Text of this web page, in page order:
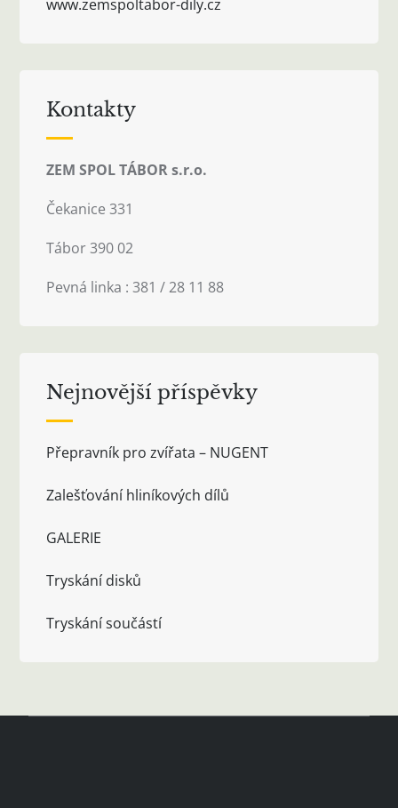
www.zemspoltabor-dily.cz
Kontakty
ZEM SPOL TÁBOR s.r.o.
Čekanice 331
Tábor 390 02
Pevná linka : 381 / 28 11 88
Nejnovější příspěvky
Přepravník pro zvířata – NUGENT
Zalešťování hliníkových dílů
GALERIE
Tryskání disků
Tryskání součástí